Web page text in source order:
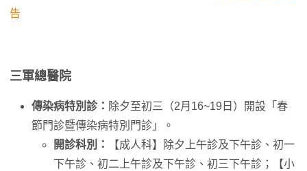
告
三軍總醫院
傳染病特別診： 除夕至初三（2月16~19日）開設「春
節門診暨傳染病特別門診」。
開診科別：
【成人科】除夕上午診及下午診、初一
下午診、初二上午診及下午診、初三下午診；【小